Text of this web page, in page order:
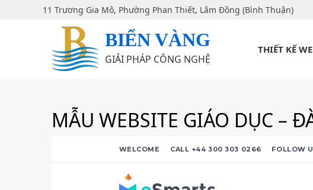
11 Trương Gia Mô, Phường Phan Thiết, Lâm Đồng (Bình Thuận)
BIỂN VÀNG
GIẢI PHÁP CÔNG NGHỆ
THIẾT KẾ
MẪU WEBSITE GIÁO DỤC –